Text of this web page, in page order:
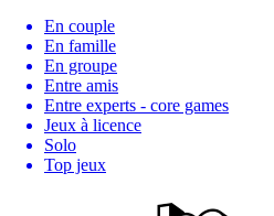
En couple
En famille
En groupe
Entre amis
Entre experts - core games
Jeux à licence
Solo
Top jeux